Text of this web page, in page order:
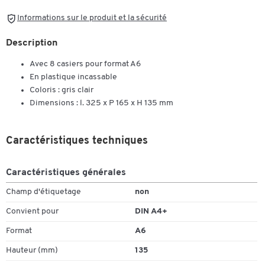
Informations sur le produit et la sécurité
Description
Avec 8 casiers pour format A6
En plastique incassable
Coloris : gris clair
Dimensions : l. 325 x P 165 x H 135 mm
Caractéristiques techniques
Caractéristiques générales
Champ d'étiquetage non
Convient pour DIN A4+
Format A6
Hauteur (mm) 135